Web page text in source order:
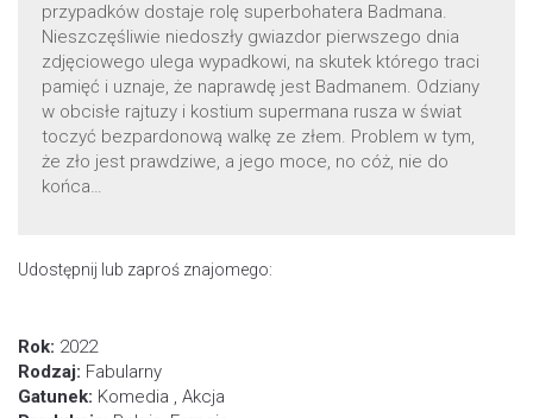
przypadków dostaje rolę superbohatera Badmana.
Nieszczęśliwie niedoszły gwiazdor pierwszego dnia
zdjęciowego ulega wypadkowi, na skutek którego traci
pamięć i uznaje, że naprawdę jest Badmanem. Odziany
w obcisłe rajtuzy i kostium supermana rusza w świat
toczyć bezpardonową walkę ze złem. Problem w tym,
że zło jest prawdziwe, a jego moce, no cóż, nie do
końca…
Udostępnij lub zaproś znajomego:
Rok: 2022
Rodzaj: Fabularny
Gatunek: Komedia , Akcja